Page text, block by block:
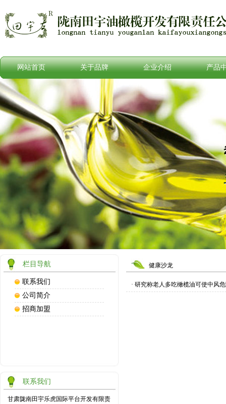
网站首页 关于品牌 企业介绍 产品
栏目导航
联系我们
公司简介
招商加盟
联系我们
甘肃陇南田宇乐虎国际平台开发有限责
健康沙龙
· 研究称老人多吃橄榄油可使中风